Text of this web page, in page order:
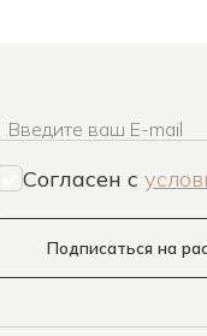
Введите ваш E-mail
Согласен c
Подписаться на